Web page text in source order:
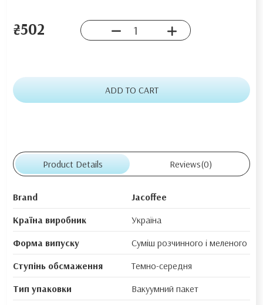
₴502
ADD TO CART
Product Details Reviews(0)
Brand
Jacoffee
Країна виробник
Україна
Форма випуску
Суміш розчинного і меленого
Ступінь обсмаження
Темно-середня
Тип упаковки
Вакуумний пакет